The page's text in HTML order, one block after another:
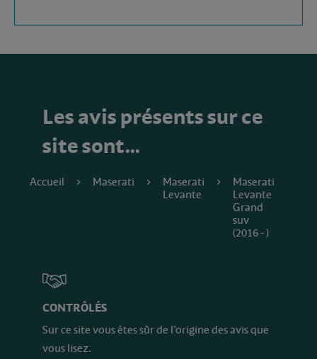
Les avis présents sur ce
site sont…
Accueil Maserati
Maserati
Levante
Maserati
Levante
Grand
suv
(2016 - )
CONTRÔLÉS
Sur ce site vous êtes sûr de l’origine des avis que
vous lisez.